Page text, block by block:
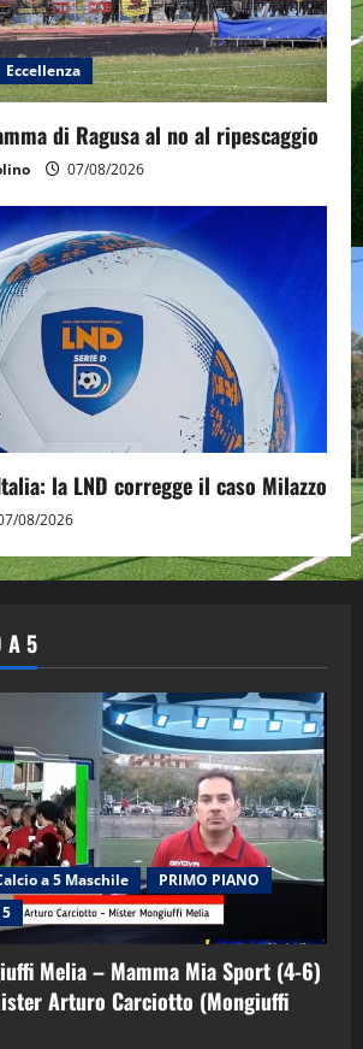
Eccellenza
di Ragusa al no al ripescaggio
07/08/2026
la LND corregge il caso Milazzo
08/2026
A 5
a 5 Maschile
PRIMO PIANO
Melia – Mamma Mia Sport (4-6)
Arturo Carciotto (Mongiuffi